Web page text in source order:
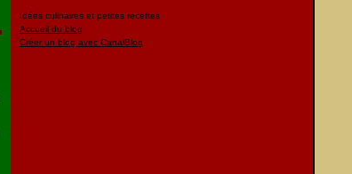
Idées culinaires et petites recettes
Accueil du blog
Créer un blog avec CanalBlog